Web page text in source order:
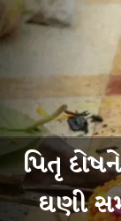
પિતૃ
ઘણી